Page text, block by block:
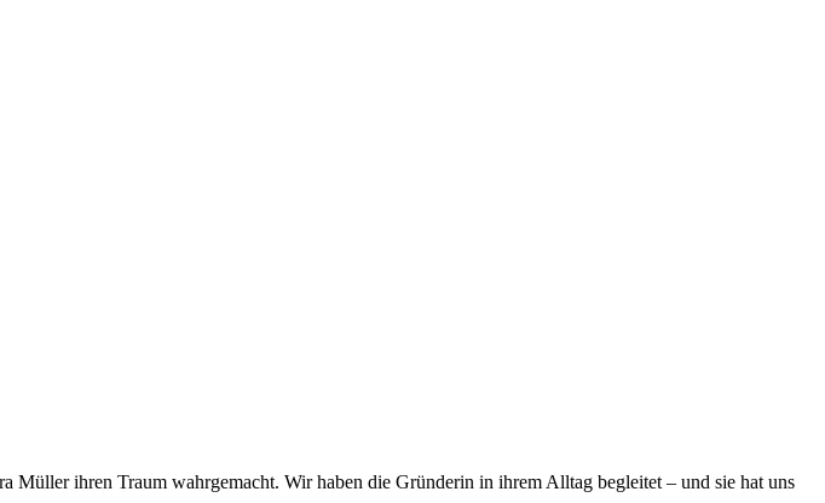
ihren Traum wahrgemacht. Wir haben die Gründerin in ihrem Alltag begleitet – und sie hat uns